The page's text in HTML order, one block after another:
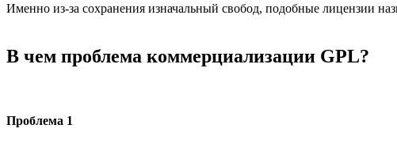
Именно из-за сохранения изначальный свобод, подобные лицензии
В чем проблема коммерциализации GPL?
Проблема 1